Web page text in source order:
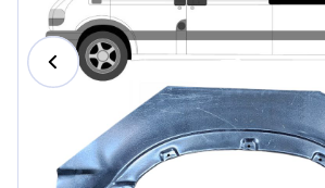
Magyar
Lietuvių
Português
Slovenian